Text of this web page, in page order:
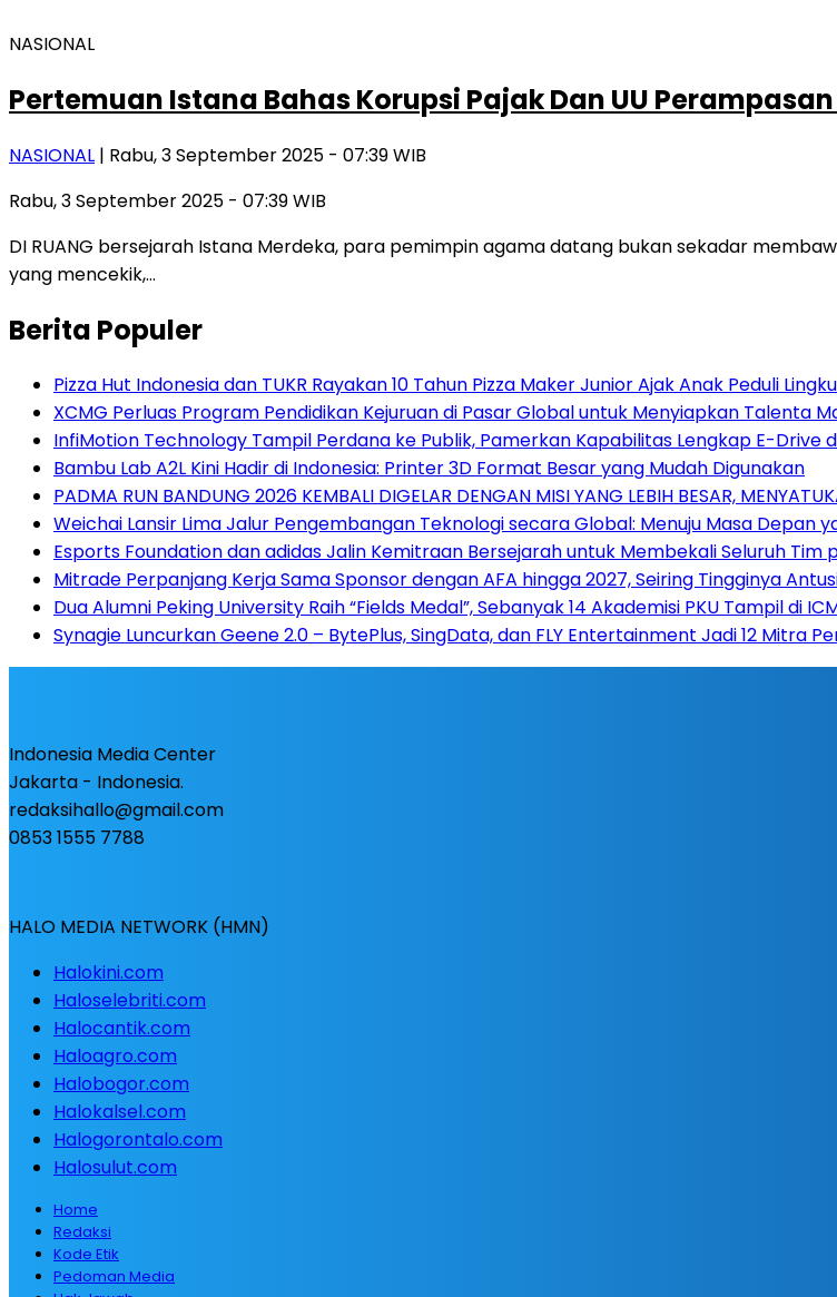
NASIONAL
Pertemuan Istana Bahas Korupsi Pajak Dan UU
NASIONAL | Rabu, 3 September 2025 - 07:39 WIB
Rabu, 3 September 2025 - 07:39 WIB
DI RUANG bersejarah Istana Merdeka, para pemimpin agama datang bukan sekadar
yang mencekik,…
Berita Populer
Pizza Hut Indonesia dan TUKR Rayakan 10 Tahun Pizza Maker Junior Ajak Anak Peduli
XCMG Perluas Program Pendidikan Kejuruan di Pasar Global untuk Menyiapkan Talenta
InfiMotion Technology Tampil Perdana ke Publik, Pamerkan Kapabilitas Lengkap E-Drive
Bambu Lab A2L Kini Hadir di Indonesia: Printer 3D Format Besar yang Mudah Digunakan
PADMA RUN BANDUNG 2026 KEMBALI DIGELAR DENGAN MISI YANG LEBIH BESAR,
Weichai Lansir Lima Jalur Pengembangan Teknologi secara Global: Menuju Masa Depan
Esports Foundation dan adidas Jalin Kemitraan Bersejarah untuk Membekali Seluruh
Mitrade Perpanjang Kerja Sama Sponsor dengan AFA hingga 2027, Seiring Tingginya
Dua Alumni Peking University Raih “Fields Medal”, Sebanyak 14 Akademisi PKU Tampil di
Synagie Luncurkan Geene 2.0 – BytePlus, SingData, dan FLY Entertainment Jadi 12 Mitra
Indonesia Media Center
Jakarta - Indonesia.
redaksihallo@gmail.com
0853 1555 7788
HALO MEDIA NETWORK (HMN)
Halokini.com
Haloselebriti.com
Halocantik.com
Haloagro.com
Halobogor.com
Halokalsel.com
Halogorontalo.com
Halosulut.com
Home
Redaksi
Kode Etik
Pedoman Media